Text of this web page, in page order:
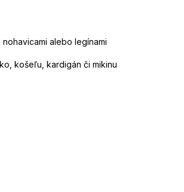
alebo legínami
košeľu, kardigán či mikinu